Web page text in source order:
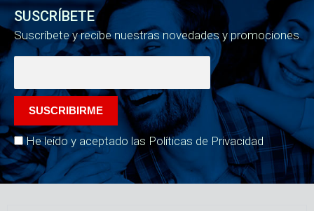
SUSCRÍBETE
Suscríbete y recibe nuestras novedades y promociones
He leído y aceptado las Políticas de Privacidad